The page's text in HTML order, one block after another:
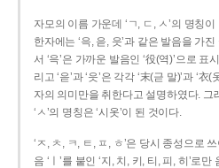
자모의 이름 가운데 ‘ㄱ, ㄷ, ㅅ’의 명칭
한자에는 ‘윽, 읃, 읏’과 같은 발음을 가
서 ‘윽’은 가까운 발음인 ‘役(역)’으로 표
리고 ‘읃’과 ‘읏’은 각각 ‘末(귿 말)’과 ‘
자의 의미만을 취한다고 설명하였다. 그
‘ㅅ’의 명칭은 ‘시옷’이 된 것이다.
‘ㅈ, ㅊ, ㅋ, ㅌ, ㅍ, ㅎ’은 당시 종성으로
음 ‘ㅣ’를 붙인 ‘지, 치, 키, 티, 피, 히’로